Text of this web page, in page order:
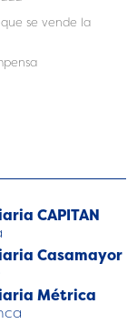
se vende la
CAPITAN
Casamayor
Métrica